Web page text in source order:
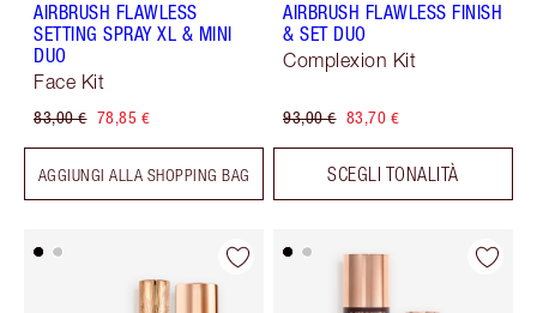
AIRBRUSH FLAWLESS
SETTING SPRAY XL & MINI
DUO
Face Kit
83,00 € 78,85 €
AGGIUNGI ALLA SHOPPING BAG
AIRBRUSH FLAWLESS FINISH
& SET DUO
Complexion Kit
93,00 € 83,70 €
SCEGLI TONALITÀ